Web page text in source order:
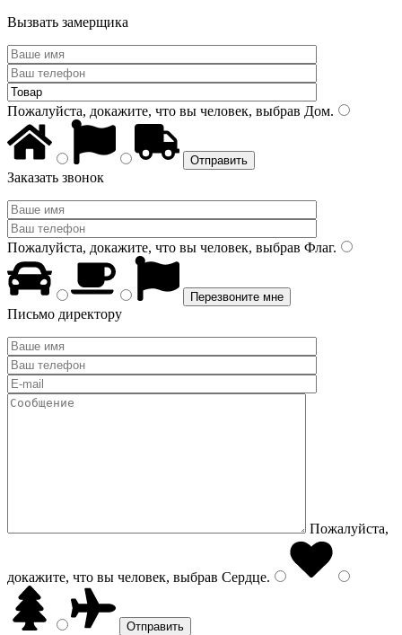
Вызвать замерщика
Пожалуйста, докажите, что вы человек, выбрав Дом.
Заказать звонок
Пожалуйста, докажите, что вы человек, выбрав Флаг.
Письмо директору
Пожалуйста,
докажите, что вы человек, выбрав Сердце.